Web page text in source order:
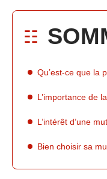
Qu’est-ce que la
L’importance de
L’intérêt d’une
Bien choisir sa